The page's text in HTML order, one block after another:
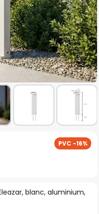
blanc, aluminium,
PVC -16%